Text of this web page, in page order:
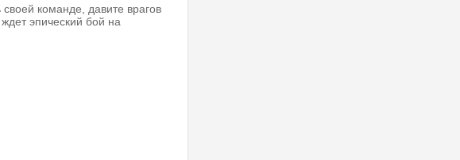
команде, давите врагов
эпический бой на